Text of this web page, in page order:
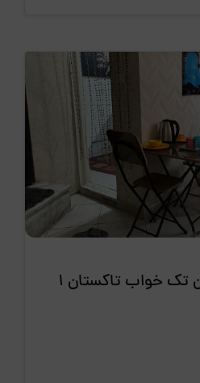
اجاره روزانه آپارتمان تک خواب تاکستان 1